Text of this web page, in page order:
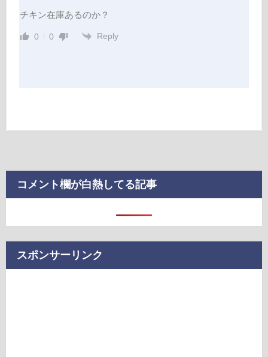
チキン在庫あるのか？
0 0 Reply
コメント欄が白熱してる記事
スポンサーリンク